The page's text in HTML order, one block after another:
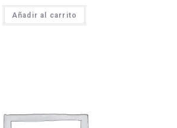
Añadir al carrito